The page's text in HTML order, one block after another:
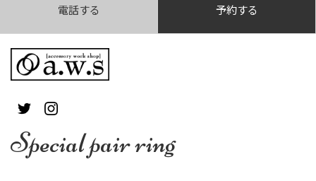
電話する 予約する
Special pair ring